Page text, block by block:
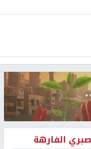
الفارهة